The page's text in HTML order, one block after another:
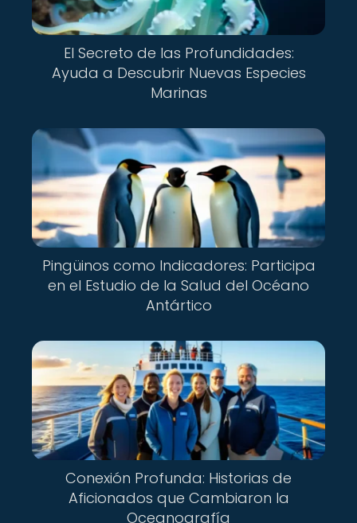
El Secreto de las Profundidades:
Ayuda a Descubrir Nuevas Especies
Marinas
Pingüinos como Indicadores: Participa
en el Estudio de la Salud del Océano
Antártico
Conexión Profunda: Historias de
Aficionados que Cambiaron la
Oceanografía